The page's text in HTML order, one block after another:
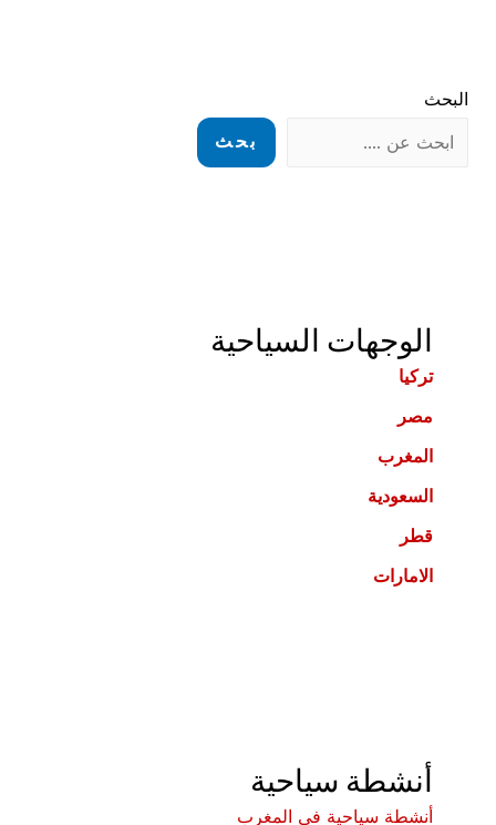
البحث
بحث
الوجهات السياحية
تركيا
مصر
المغرب
السعودية
قطر
الامارات
أنشطة سياحية
أنشطة سياحية في المغرب
جازان